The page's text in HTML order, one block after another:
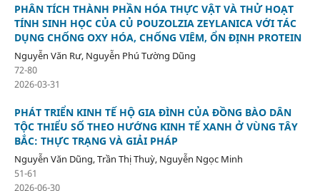
PHÂN TÍCH THÀNH PHẦN HÓA THỰC VẬT VÀ THỬ HOẠT
TÍNH SINH HỌC CỦA CỦ POUZOLZIA ZEYLANICA VỚI TÁC
DỤNG CHỐNG OXY HÓA, CHỐNG VIÊM, ỔN ĐỊNH PROTEIN
Nguyễn Văn Rư, Nguyễn Phú Tường Dũng
72-80
2026-03-31
PHÁT TRIỂN KINH TẾ HỘ GIA ĐÌNH CỦA ĐỒNG BÀO DÂN
TỘC THIỂU SỐ THEO HƯỚNG KINH TẾ XANH Ở VÙNG TÂY
BẮC: THỰC TRẠNG VÀ GIẢI PHÁP
Nguyễn Văn Dũng, Trần Thị Thuỳ, Nguyễn Ngọc Minh
51-61
2026-06-30